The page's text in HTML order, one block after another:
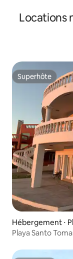
Locations
Superhôte
Superhôte
Hébergement ⋅
Playa Santo